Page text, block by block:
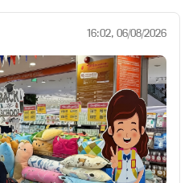
16:02, 06/08/2026